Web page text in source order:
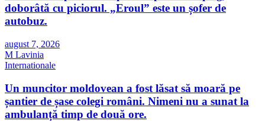
doborâtă cu piciorul. „Eroul” este un șofer de
autobuz.
august 7, 2026
M Lavinia
Internationale
Un muncitor moldovean a fost lăsat să moară pe
șantier de șase colegi români. Nimeni nu a sunat la
ambulanță timp de două ore.